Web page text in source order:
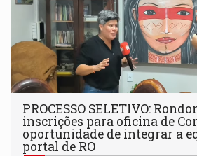
PROCESSO SELETIVO:
inscrições para oficina de
oportunidade de integrar a
portal de RO